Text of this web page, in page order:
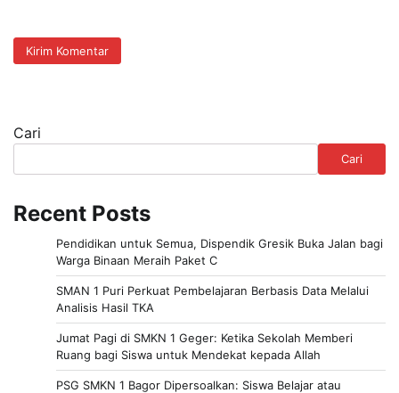
Cari
Cari
Recent Posts
Pendidikan untuk Semua, Dispendik Gresik Buka Jalan bagi
Warga Binaan Meraih Paket C
SMAN 1 Puri Perkuat Pembelajaran Berbasis Data Melalui
Analisis Hasil TKA
Jumat Pagi di SMKN 1 Geger: Ketika Sekolah Memberi
Ruang bagi Siswa untuk Mendekat kepada Allah
PSG SMKN 1 Bagor Dipersoalkan: Siswa Belajar atau